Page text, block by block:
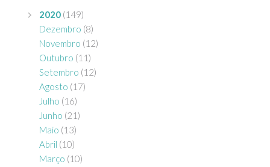
2020 (149)
Dezembro (8)
Novembro (12)
Outubro (11)
Setembro (12)
Agosto (17)
Julho (16)
Junho (21)
Maio (13)
Abril (10)
Março (10)